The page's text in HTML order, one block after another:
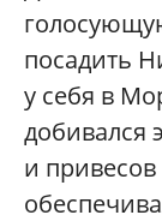
посадить
у себя в
добивался
и привесов